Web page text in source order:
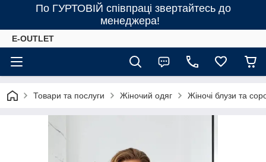
По ГУРТОВІЙ співпраці звертайтесь до
менеджера!
E-OUTLET
Товари та послуги Жіночий одяг Жіночі блузи та